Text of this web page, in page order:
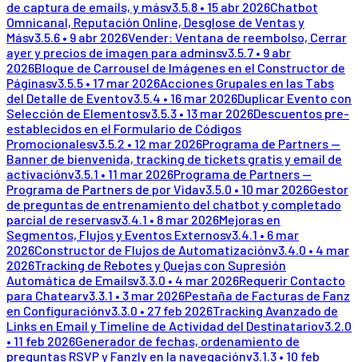
de captura de emails, y másv3.5.8 • 15 abr 2026Chatbot
Omnicanal, Reputación Online, Desglose de Ventas y
Másv3.5.6 • 9 abr 2026Vender: Ventana de reembolso, Cerrar
ayer y precios de imagen para adminsv3.5.7 • 9 abr
2026Bloque de Carrousel de Imágenes en el Constructor de
Páginasv3.5.5 • 17 mar 2026Acciones Grupales en las Tabs
del Detalle de Eventov3.5.4 • 16 mar 2026Duplicar Evento con
Selección de Elementosv3.5.3 • 13 mar 2026Descuentos pre-
establecidos en el Formulario de Códigos
Promocionalesv3.5.2 • 12 mar 2026Programa de Partners —
Banner de bienvenida, tracking de tickets gratis y email de
activaciónv3.5.1 • 11 mar 2026Programa de Partners —
Programa de Partners de por Vidav3.5.0 • 10 mar 2026Gestor
de preguntas de entrenamiento del chatbot y completado
parcial de reservasv3.4.1 • 8 mar 2026Mejoras en
Segmentos, Flujos y Eventos Externosv3.4.1 • 6 mar
2026Constructor de Flujos de Automatizaciónv3.4.0 • 4 mar
2026Tracking de Rebotes y Quejas con Supresión
Automática de Emailsv3.3.0 • 4 mar 2026Requerir Contacto
para Chatearv3.3.1 • 3 mar 2026Pestaña de Facturas de Fanz
en Configuraciónv3.3.0 • 27 feb 2026Tracking Avanzado de
Links en Email y Timeline de Actividad del Destinatariov3.2.0
• 11 feb 2026Generador de fechas, ordenamiento de
preguntas RSVP y Fanzly en la navegaciónv3.1.3 • 10 feb